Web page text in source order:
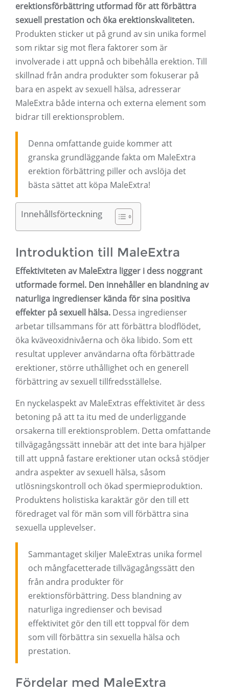
erektionsförbättring utformad för att förbättra
sexuell prestation och öka erektionskvaliteten.
Produkten sticker ut på grund av sin unika formel
som riktar sig mot flera faktorer som är
involverade i att uppnå och bibehålla erektion. Till
skillnad från andra produkter som fokuserar på
bara en aspekt av sexuell hälsa, adresserar
MaleExtra både interna och externa element som
bidrar till erektionsproblem.
Denna omfattande guide kommer att
granska grundläggande fakta om MaleExtra
erektion förbättring piller och avslöja det
bästa sättet att köpa MaleExtra!
Innehållsförteckning
Introduktion till MaleExtra
Effektiviteten av MaleExtra ligger i dess noggrant
utformade formel. Den innehåller en blandning av
naturliga ingredienser kända för sina positiva
effekter på sexuell hälsa. Dessa ingredienser
arbetar tillsammans för att förbättra blodflödet,
öka kväveoxidnivåerna och öka libido. Som ett
resultat upplever användarna ofta förbättrade
erektioner, större uthållighet och en generell
förbättring av sexuell tillfredsställelse.
En nyckelaspekt av MaleExtras effektivitet är dess
betoning på att ta itu med de underliggande
orsakerna till erektionsproblem. Detta omfattande
tillvägagångssätt innebär att det inte bara hjälper
till att uppnå fastare erektioner utan också stödjer
andra aspekter av sexuell hälsa, såsom
utlösningskontroll och ökad spermieproduktion.
Produktens holistiska karaktär gör den till ett
föredraget val för män som vill förbättra sina
sexuella upplevelser.
Sammantaget skiljer MaleExtras unika formel
och mångfacetterade tillvägagångssätt den
från andra produkter för
erektionsförbättring. Dess blandning av
naturliga ingredienser och bevisad
effektivitet gör den till ett toppval för dem
som vill förbättra sin sexuella hälsa och
prestation.
Fördelar med MaleExtra